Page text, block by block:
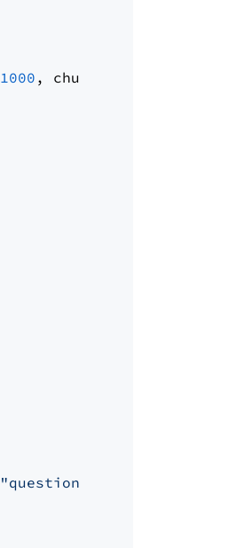
1000 , chunk_overlap=
"question"